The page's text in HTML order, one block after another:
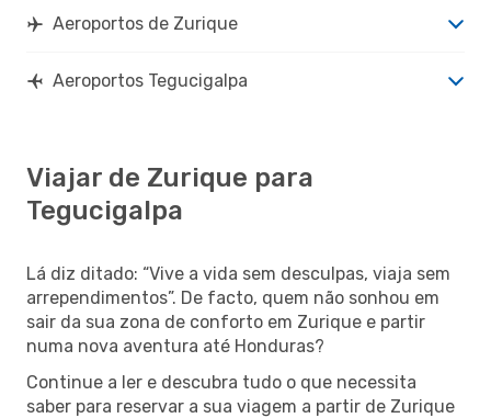
Aeroportos de Zurique
Aeroportos Tegucigalpa
Viajar de Zurique para
Tegucigalpa
Lá diz ditado: “Vive a vida sem desculpas, viaja sem
arrependimentos”. De facto, quem não sonhou em
sair da sua zona de conforto em Zurique e partir
numa nova aventura até Honduras?
Continue a ler e descubra tudo o que necessita
saber para reservar a sua viagem a partir de Zurique